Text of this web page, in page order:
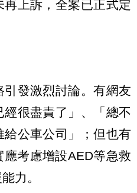
上訴，全案已正式定
發激烈討論。有網友
很盡責了」、「總不
公車公司」；但也有
應考慮增設AED等急救
力。